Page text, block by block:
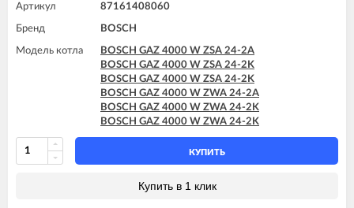
Артикул 87161408060
Бренд BOSCH
Модель котла
BOSCH GAZ 4000 W ZSA 24-2A
BOSCH GAZ 4000 W ZSA 24-2K
BOSCH GAZ 4000 W ZSA 24-2K
BOSCH GAZ 4000 W ZWA 24-2A
BOSCH GAZ 4000 W ZWA 24-2K
BOSCH GAZ 4000 W ZWA 24-2K
КУПИТЬ
Купить в 1 клик